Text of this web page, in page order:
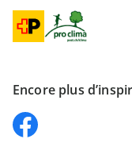
Encore plus